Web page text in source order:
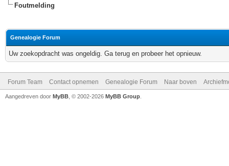
Foutmelding
Genealogie Forum
Uw zoekopdracht was ongeldig. Ga terug en probeer het opnieuw.
Forum Team Contact opnemen Genealogie Forum Naar boven
Aangedreven door MyBB , © 2002-2026 MyBB Group